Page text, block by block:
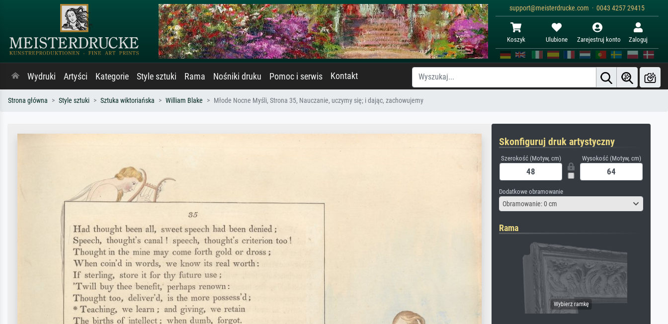
support@meisterdrucke.com · 0043 4257 29415
Koszyk Ulubione Zarejestruj konto Zaloguj
Wydruki Artyści Kategorie Style sztuki Rama Nośniki druku Pomoc i serwis Kontakt
Strona główna Style sztuki Sztuka wiktoriańska William Blake Młode Nocne Myśli, Strona 35, Nauczanie, uczymy się; i dając, zachowujemy
Skonfiguruj druk artystyczny
Szerokość (Motyw, cm) Wysokość (Motyw, cm)
Dodatkowe obramowanie
Obramowanie: 0 cm
Rama